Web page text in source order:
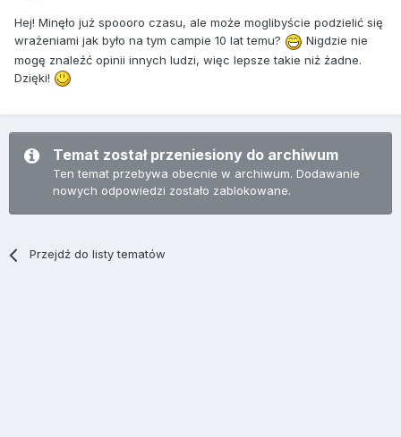
Hej! Minęło już spoooro czasu, ale może moglibyście podzielić się
wrażeniami jak było na tym campie 10 lat temu?
Nigdzie nie
mogę znaleźć opinii innych ludzi, więc lepsze takie niż żadne.
Dzięki!
Temat został przeniesiony do archiwum
Ten temat przebywa obecnie w archiwum. Dodawanie
nowych odpowiedzi zostało zablokowane.
Przejdź do listy tematów